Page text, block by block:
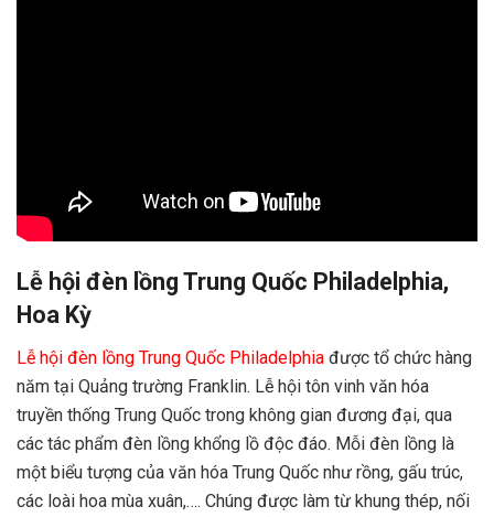
Lễ hội đèn lồng Trung Quốc Philadelphia,
Hoa Kỳ
Lễ hội đèn lồng Trung Quốc Philadelphia được tổ chức hàng
năm tại Quảng trường Franklin. Lễ hội tôn vinh văn hóa
truyền thống Trung Quốc trong không gian đương đại, qua
các tác phẩm đèn lồng khổng lồ độc đáo. Mỗi đèn lồng là
một biểu tượng của văn hóa Trung Quốc như rồng, gấu trúc,
các loài hoa mùa xuân,…. Chúng được làm từ khung thép, nối